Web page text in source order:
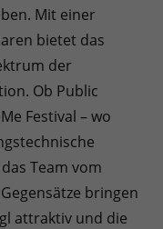
Mit einer
bietet das
der
Ob Public
Festival – wo
Team vom
bringen
attraktiv und die